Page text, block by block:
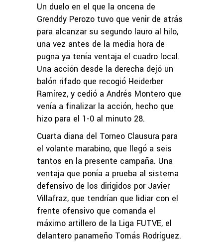
Un duelo en el que la oncena de
Grenddy Perozo tuvo que venir de atrás
para alcanzar su segundo lauro al hilo,
una vez antes de la media hora de
pugna ya tenía ventaja el cuadro local.
Una acción desde la derecha dejó un
balón rifado que recogió Heiderber
Ramírez, y cedió a Andrés Montero que
venía a finalizar la acción, hecho que
hizo para el 1-0 al minuto 28.
Cuarta diana del Torneo Clausura para
el volante marabino, que llegó a seis
tantos en la presente campaña. Una
ventaja que ponía a prueba al sistema
defensivo de los dirigidos por Javier
Villafraz, que tendrían que lidiar con el
frente ofensivo que comanda el
máximo artillero de la Liga FUTVE, el
delantero panameño Tomás Rodríguez.